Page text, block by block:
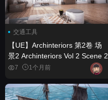
交通工具
【UE】Archinteriors 第2卷 场
景2 Archinteriors Vol 2 Scene 2
7 1个月前